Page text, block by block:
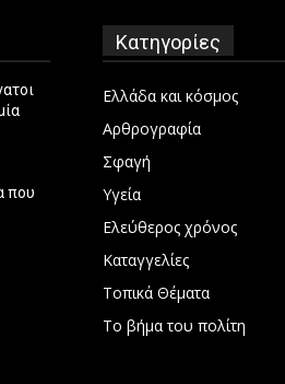
που
Κατηγορίες
Ελλάδα και κόσμος
Αρθρογραφία
Σφαγή
Υγεία
Ελεύθερος χρόνος
Καταγγελίες
Τοπικά Θέματα
Το βήμα του πολίτη